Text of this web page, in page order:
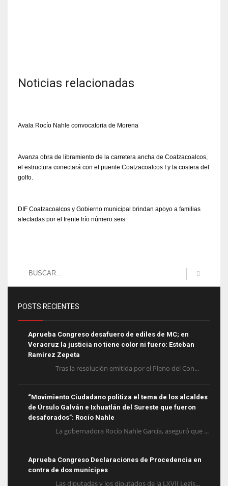
Noticias relacionadas
Avala Rocío Nahle convocatoria de Morena
Avanza obra de libramiento de la carretera ancha de Coatzacoalcos,
el estructura conectará con el puente Coatzacoalcos I y la costera del
golfo.
DIF Coatzacoalcos y Gobierno municipal brindan apoyo a familias
afectadas por el frente frío número seis
POSTS RECIENTES
Aprueba Congreso desafuero de ediles de MC; en
Veracruz la justicia no tiene color ni fuero: Esteban
Ramírez Zepeta
Tras la resolución emitida por el Pleno del Con...
“Movimiento Ciudadano politiza el tema de los alcaldes
de Úrsulo Galván e Ixhuatlán del Sureste que fueron
desaforados”: Rocío Nahle
La gobernadora Rocío Nahle García, aseguró que ...
Aprueba Congreso Declaraciones de Procedencia en
contra de dos munícipes
Las diputadas y los diputados de la LXVII Legis...